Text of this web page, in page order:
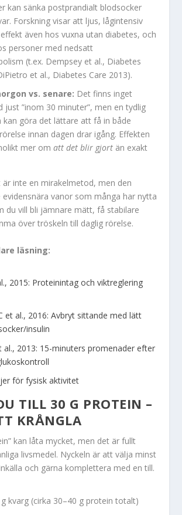
kan sänka postprandialt blodsocker
Forskning visar att ljus, lågintensiv
även hos vuxna utan diabetes, och
personer med nedsatt
(t.ex. Dempsey et al., Diabetes
et al., Diabetes Care 2013).
vs. senare: Det finns inget
just ”inom 30 minuter”, men en tydlig
kan göra det lättare att få in både
innan dagen drar igång. Effekten
mer omatt det blir gjort än exakt
är inte en mirakelmetod, men den
vanor som många har nytta
du vill bli jämnare mätt, få stabilare
över tröskeln till daglig rörelse.
läsning:
2015: Proteinintag och viktreglering
et al., 2016: Avbryt sittande med lätt
insulin
al., 2013: 15-minuters promenader efter
för fysisk aktivitet
TILL 30 G PROTEIN –
KRÅNGLA
kan låta mycket, men det är fullt
livsmedel. Nyckeln är att välja minst
och gärna komplettera med en till.
kvarg (cirka 30–40 g protein totalt)